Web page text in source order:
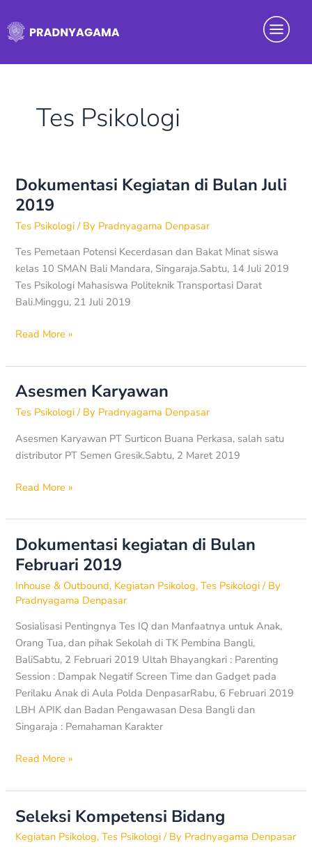
to
content
Menu
Tes Psikologi
Dokumentasi Kegiatan di Bulan Juli
2019
Tes Psikologi / By Pradnyagama Denpasar
Tes Pemetaan Potensi Kecerdasan dan Bakat Minat siswa
kelas 10 SMAN Bali Mandara, Singaraja.Sabtu, 14 Juli 2019
Tes Psikologi Mahasiswa Politeknik Transportasi Darat
Bali.Minggu, 21 Juli 2019
Dokumentasi
Kegiatan
Bulan
Juli
2019
Read More »
Asesmen Karyawan
Tes Psikologi/ By Pradnyagama Denpasar
Asesmen Karyawan PT Surticon Buana Perkasa, salah satu
distributor PT Semen Gresik.Sabtu, 2 Maret 2019
Asesmen
Karyawan
Read More »
Dokumentasi kegiatan di Bulan
Februari 2019
Inhouse & Outbound, Kegiatan Psikolog,Tes Psikologi / By
Pradnyagama Denpasar
Sosialisasi Pentingnya Tes IQ dan Manfaatnya untuk Anak,
Orang Tua, dan pihak Sekolah di TK Pembina Bangli,
BaliSabtu, 2 Februari 2019 Ultah Bhayangkari : Parenting
Session : Dampak Negatif Screen Time dan Gadget pada
Perilaku Anak di Aula Polda DenpasarRabu, 6 Februari 2019
LBH APIK dan Badan Pengawasan Desa Bangli dan
Singaraja : Pemahaman Karakter
Dokumentasi
kegiatan
Bulan
Februari
2019
Read More »
Seleksi Kompetensi Bidang
Kegiatan Psikolog,Tes Psikologi/ By Pradnyagama Denpasar
Seleksi
Kompetensi